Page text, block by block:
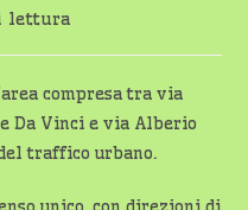
lettura
compresa tra via
Da Vinci e via Alberio
traffico urbano.